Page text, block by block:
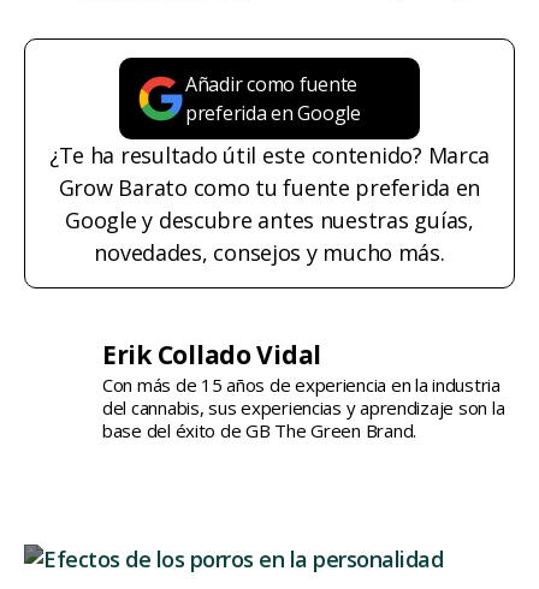
Añadir como fuente
preferida en Google
¿Te ha resultado útil este contenido? Marca
Grow Barato como tu fuente preferida en
Google y descubre antes nuestras guías,
novedades, consejos y mucho más.
Erik Collado Vidal
Con más de 15 años de experiencia en la industria
del cannabis, sus experiencias y aprendizaje son la
base del éxito de GB The Green Brand.